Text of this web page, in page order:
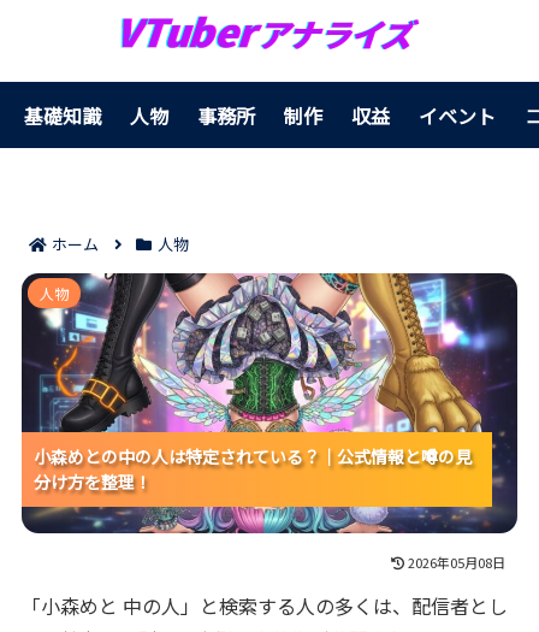
基礎知識 人物 事務所 制作 収益 イベント
ホーム 人物
小森めとの中の人は特定されている？｜公式情報と噂
の見分け方を整理！
小森めとの中の人は特定されている？｜公式情報と噂の見
分け方を整理！
小森めとの中の人は特定されている？｜公式情報と噂の見
分け方を整理！
小森めとの中の人は特定されている？｜公式情報と噂の見
分け方を整理！
人物
2026年05月08日
「小森めと 中の人」と検索する人の多くは、配信者とし